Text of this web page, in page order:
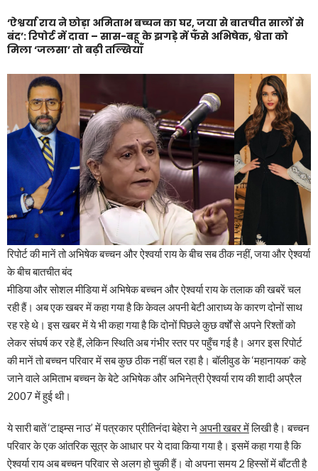
‘ऐश्वर्या राय ने छोड़ा अमिताभ बच्चन का घर, जया से बातचीत सालों से
बंद’: रिपोर्ट में दावा – सास-बहू के झगड़े में फँसे अभिषेक, श्वेता को
मिला ‘जलसा’ तो बढ़ी तल्खियाँ
रिपोर्ट की मानें तो अभिषेक बच्चन और ऐश्वर्या राय के बीच सब ठीक नहीं, जया और ऐश्वर्या
के बीच बातचीत बंद
मीडिया और सोशल मीडिया में अभिषेक बच्चन और ऐश्वर्या राय के तलाक की खबरें चल
रही हैं। अब एक खबर में कहा गया है कि केवल अपनी बेटी आराध्य के कारण दोनों साथ
रह रहे थे। इस खबर में ये भी कहा गया है कि दोनों पिछले कुछ वर्षों से अपने रिश्तों को
लेकर संघर्ष कर रहे हैं, लेकिन स्थिति अब गंभीर स्तर पर पहुँच गई है। अगर इस रिपोर्ट
की मानें तो बच्चन परिवार में सब कुछ ठीक नहीं चल रहा है। बॉलीवुड के ‘महानायक’ कहे
जाने वाले अमिताभ बच्चन के बेटे अभिषेक और अभिनेत्री ऐश्वर्या राय की शादी अप्रैल
2007 में हुई थी।
ये सारी बातें ‘टाइम्स नाउ’ में पत्रकार प्रीतिनंदा बेहेरा नेअपनी खबर मेंलिखी है। बच्चन
परिवार के एक आंतरिक सूत्र के आधार पर ये दावा किया गया है। इसमें कहा गया है कि
ऐश्वर्या राय अब बच्चन परिवार से अलग हो चुकी हैं। वो अपना समय 2 हिस्सों में बाँटती है